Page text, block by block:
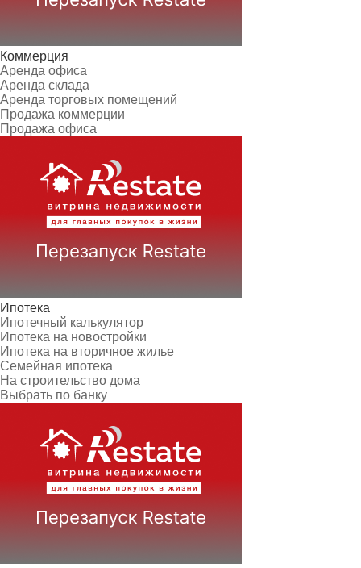
Коммерция
Аренда офиса
Аренда склада
Аренда торговых помещений
Продажа коммерции
Продажа офиса
Ипотека
Ипотечный калькулятор
Ипотека на новостройки
Ипотека на вторичное жилье
Семейная ипотека
На строительство дома
Выбрать по банку